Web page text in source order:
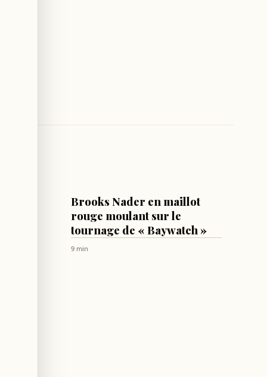
LIFESTYLE
Brooks Nader en maillot
rouge moulant sur le
tournage de « Baywatch »
9 min